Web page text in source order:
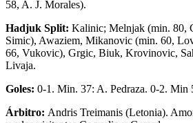
58, A. J. Morales).
Hadjuk Split: Kalinic; Melnjak (min. 80,
Simic), Awaziem, Mikanovic (min. 60,
66, Vukovic), Grgic, Biuk, Krovinovic,
Livaja.
Goles: 0-1. Min. 37: A. Pedraza. 0-2. Min
Árbitro: Andris Treimanis (Letonia).